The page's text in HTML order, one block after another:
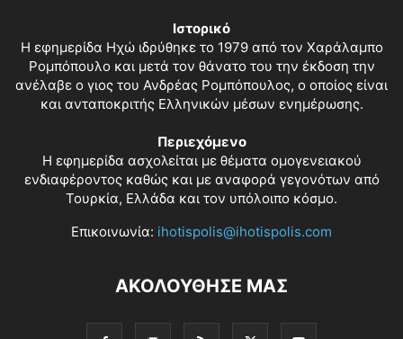
Ιστορικό
Η εφημερίδα Ηχώ ιδρύθηκε το 1979 από τον Χαράλαμπο
Ρομπόπουλο και μετά τον θάνατο του την έκδοση την
ανέλαβε ο γιος του Ανδρέας Ρομπόπουλος, ο οποίος είναι
και ανταποκριτής Ελληνικών μέσων ενημέρωσης.
Περιεχόμενο
Η εφημερίδα ασχολείται με θέματα ομογενειακού
ενδιαφέροντος καθώς και με αναφορά γεγονότων από
Τουρκία, Ελλάδα και τον υπόλοιπο κόσμο.
Επικοινωνία: ihotispolis@ihotispolis.com
ΑΚΟΛΟΥΘΗΣΕ ΜΑΣ